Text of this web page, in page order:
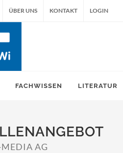
ÜBER UNS KONTAKT LOGIN
FACHWISSEN LITERATUR
AG